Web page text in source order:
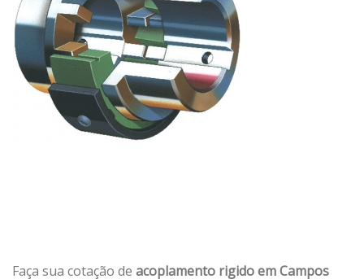
Faça sua cotação de acoplamento rigido em Campos